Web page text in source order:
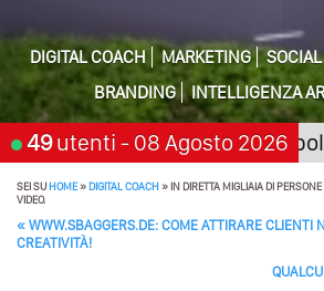
Perché La Tua Vita Non
Della Motivazione…
Quando L’amore Diventa
Carmine
Come Scrivere Un Articolo Per
Leggeranno
Cos’è La Search Generative
Della Vecchia
Come Cambieranno I Social Media?
DIGITAL COACH MARKETING
BRANDING
INTELLIGENZA
49utenti - 08 Agosto 2026
Giorgio a Cremano (Napoli)
SEI SUHOME»DIGITAL COACH»IN DIRETTA MIGLIAIA DI
VIDEO.
POST NAVIGATION
« WWW.SBAGGERS.DE: COME ATTIRARE CLIENTI
CREATIVITÀ!